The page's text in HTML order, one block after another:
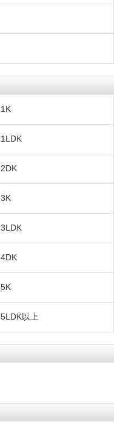
1K
1LDK
2DK
3K
3LDK
4DK
5K
5LDK以上